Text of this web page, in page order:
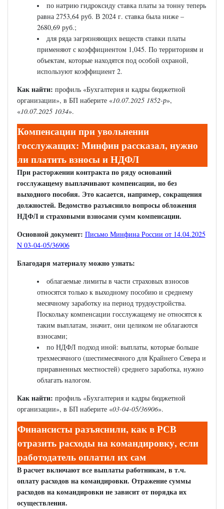
по натрию гидроксиду ставка платы за тонну теперь
равна 2753,64 руб. В 2024 г. ставка была ниже –
2680,69 руб.;
для ряда загрязняющих веществ ставки платы
применяют с коэффициентом 1,045. По территориям и
объектам, которые находятся под особой охраной,
используют коэффициент 2.
Как найти: профиль «Бухгалтерия и кадры бюджетной
организации», в БП наберите «10.07.2025 1852-р»,
«10.07.2025 1034».
Компенсации при увольнении
госслужащих: Минфин рассказал, нужно
ли платить взносы и НДФЛ
При расторжении контракта по ряду оснований
госслужащему выплачивают компенсации, но без
выходного пособия. Это касается, например, сокращения
должностей. Ведомство разъяснило вопросы обложения
НДФЛ и страховыми взносами сумм компенсации.
Основной документ: Письмо Минфина России от 14.04.2025
N 03-04-05/36906
Благодаря материалу можно узнать:
облагаемые лимиты в части страховых взносов
относятся только к выходному пособию и среднему
месячному заработку на период трудоустройства.
Поскольку компенсации госслужащему не относятся к
таким выплатам, значит, они целиком не облагаются
взносами;
по НДФЛ подход иной: выплаты, которые больше
трехмесячного (шестимесячного для Крайнего Севера и
приравненных местностей) среднего заработка, нужно
облагать налогом.
Как найти: профиль «Бухгалтерия и кадры бюджетной
организации», в БП наберите «03-04-05/36906».
Финансисты разъяснили, как в РСВ
отразить расходы на командировку, если
работодатель оплатил их сам
В расчет включают все выплаты работникам, в т.ч.
оплату расходов на командировки. Отражение суммы
расходов на командировки не зависит от порядка их
осуществления.